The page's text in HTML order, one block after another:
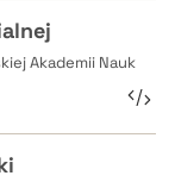
Akademii Nauk